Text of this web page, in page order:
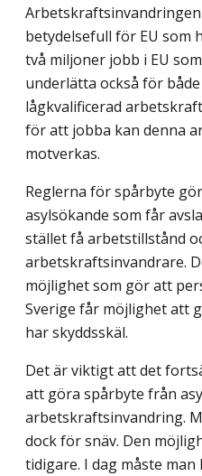
betydelsefull för EU som
två miljoner jobb i EU
underlätta också för
lågkvalifi­cerad
för att jobba kan denna
motverkas.
Reglerna för spårbyte
asylsökande som får
stället få arbetstillstånd
arbetskraftsinvandrare.
möjlighet som gör att
Sverige får möjlighet att
har skyddsskäl.
Det är viktigt att det
att göra spårbyte från
arbetskraftsinvandring.
dock för snäv. Den
tidigare. I dag måste